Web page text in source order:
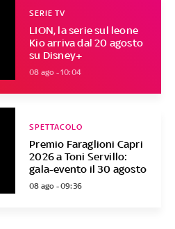
LION, la serie sul leone
Kio arriva dal 20 agosto
su Disney+
SERIE TV
08 ago - 10:04
Premio Faraglioni Capri
2026 a Toni Servillo:
gala-evento il 30 agosto
SPETTACOLO
08 ago - 09:36